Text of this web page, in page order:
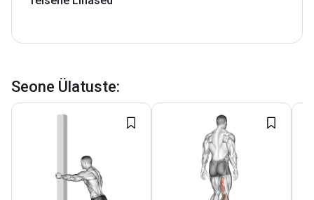
Seone Ülatuste: